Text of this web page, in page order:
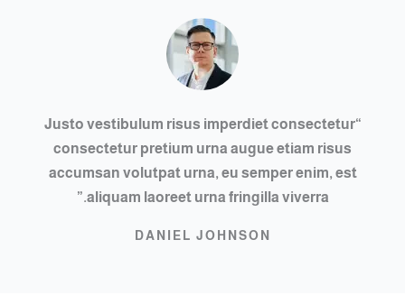
“Justo vestibulum risus imperdiet consectetur
consectetur pretium urna augue etiam risus
accumsan volutpat urna, eu semper enim, est
aliquam laoreet urna fringilla viverra.”
DANIEL JOHNSON